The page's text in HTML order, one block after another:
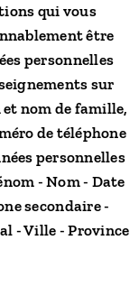
qui vous
être
personnelles
sur
nom de famille,
de téléphone
personnelles
- Nom - Date
secondaire -
- Ville - Province